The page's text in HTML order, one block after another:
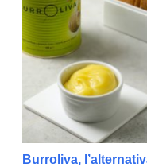
Burroliva,